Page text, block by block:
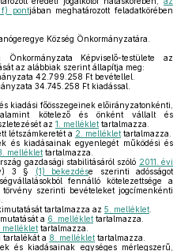
f) pontjában meghatározott feladatkörében
Község Önkormányzatára.
Önkormányzata Képviselő-testülete az
az alábbiak szerint állapítja meg:
42.799.258 Ft bevétellel.
34.745.258 Ft kiadással.
kiadási főösszegeinek előirányzatonkénti,
kötelező és önként vállalt és
az 1. melléklet tartalmazza.
létszámkeretét a 2. melléklet tartalmazza.
és kiadásainak egyenlegét működési és
melléklet tartalmazza.
gazdasági stabilitásáról szóló 2011. évi
3 § (1) bekezdése szerinti adósságot
fennálló kötelezettsége a
szerinti bevételeket jogcímenkénti
tartalmazza az 5. melléklet
a 6. melléklet tartalmazza.
melléklet tartalmazza.
tartalékát a 8. melléklet tartalmazza.
és kiadásainak egységes mérlegszerű,